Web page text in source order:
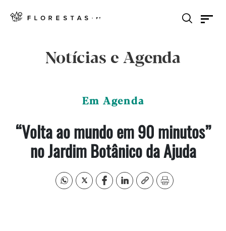
Notícias e Agenda
Em Agenda
“Volta ao mundo em 90 minutos”
no Jardim Botânico da Ajuda